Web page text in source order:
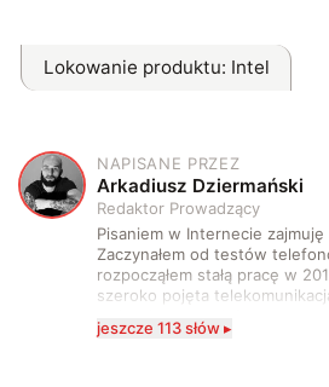
Lokowanie produktu: Intel
A
NAPISANE PRZEZ
Arkadiusz Dziermański
Redaktor Prowadzący
Pisaniem w Internecie
Zaczynałem od testów
rozpocząłem stałą pracę w
szeroko pojęta
że do urządzeń mobilnych
jeszcze 113 słów ▸